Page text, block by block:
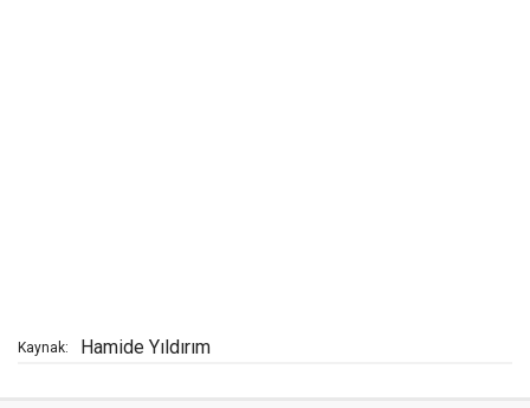
Kaynak: Hamide Yıldırım